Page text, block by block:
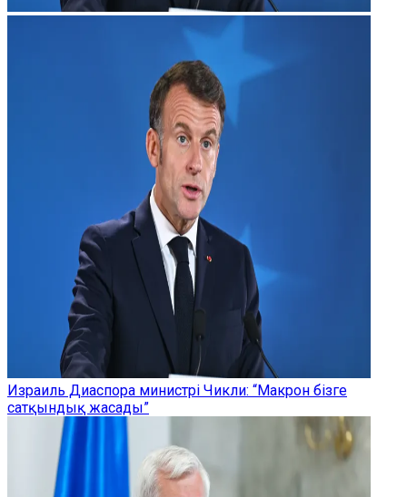
Израиль Диаспора министрі Чикли: “Макрон бізге
сатқындық жасады”